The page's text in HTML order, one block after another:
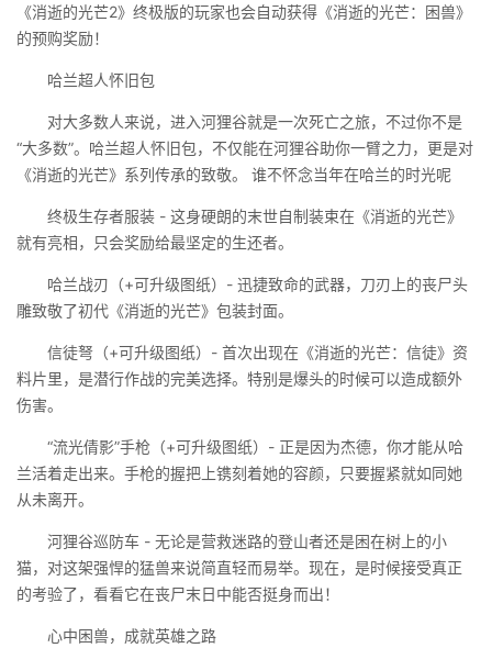
《消逝的光芒2》终极版的玩家也会自动获得《消逝的光芒：困兽》
的预购奖励！
哈兰超人怀旧包
对大多数人来说，进入河狸谷就是一次死亡之旅，不过你不是
“大多数”。哈兰超人怀旧包，不仅能在河狸谷助你一臂之力，更是对
《消逝的光芒》系列传承的致敬。 谁不怀念当年在哈兰的时光呢
终极生存者服装 - 这身硬朗的末世自制装束在《消逝的光芒》
就有亮相，只会奖励给最坚定的生还者。
哈兰战刃（+可升级图纸）- 迅捷致命的武器，刀刃上的丧尸头
雕致敬了初代《消逝的光芒》包装封面。
信徒弩（+可升级图纸）- 首次出现在《消逝的光芒：信徒》资
料片里，是潜行作战的完美选择。特别是爆头的时候可以造成额外
伤害。
“流光倩影”手枪（+可升级图纸）- 正是因为杰德，你才能从哈
兰活着走出来。手枪的握把上镌刻着她的容颜，只要握紧就如同她
从未离开。
河狸谷巡防车 - 无论是营救迷路的登山者还是困在树上的小
猫，对这架强悍的猛兽来说简直轻而易举。现在，是时候接受真正
的考验了，看看它在丧尸末日中能否挺身而出！
心中困兽，成就英雄之路